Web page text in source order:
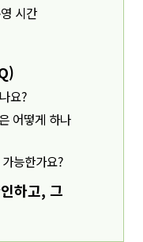
시간
요?
어떻게 하나
능한가요?
하고, 그